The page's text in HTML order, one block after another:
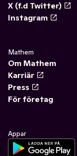
X (f.d Twitter)
Instagram
Mathem
Om Mathem
Karriär
Press
För företag
Appar